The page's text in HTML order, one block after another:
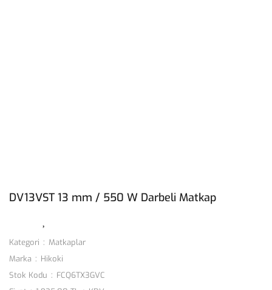
DV13VST 13 mm / 550 W Darbeli Matkap
Kategori
Matkaplar
Marka
Hikoki
Stok Kodu
FCQ6TX3GVC